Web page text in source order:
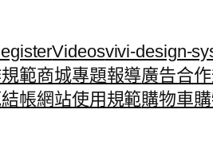
Videosvivi-design-
範商城專題報導廣告合
結帳網站使用規範購物車